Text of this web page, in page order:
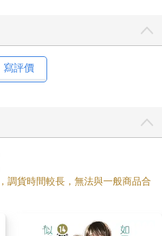
寫評價
調貨時間較長，無法與一般商品合